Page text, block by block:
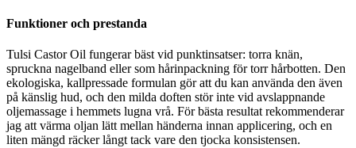
Funktioner och prestanda
Tulsi Castor Oil fungerar bäst vid punktinsatser: torra knän,
spruckna nagelband eller som hårinpackning för torr hårbotten. Den
ekologiska, kallpressade formulan gör att du kan använda den även
på känslig hud, och den milda doften stör inte vid avslappnande
oljemassage i hemmets lugna vrå. För bästa resultat rekommenderar
jag att värma oljan lätt mellan händerna innan applicering, och en
liten mängd räcker långt tack vare den tjocka konsistensen.